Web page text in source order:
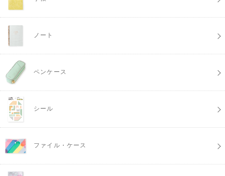
ノート
ペンケース
シール
ファイル・ケース